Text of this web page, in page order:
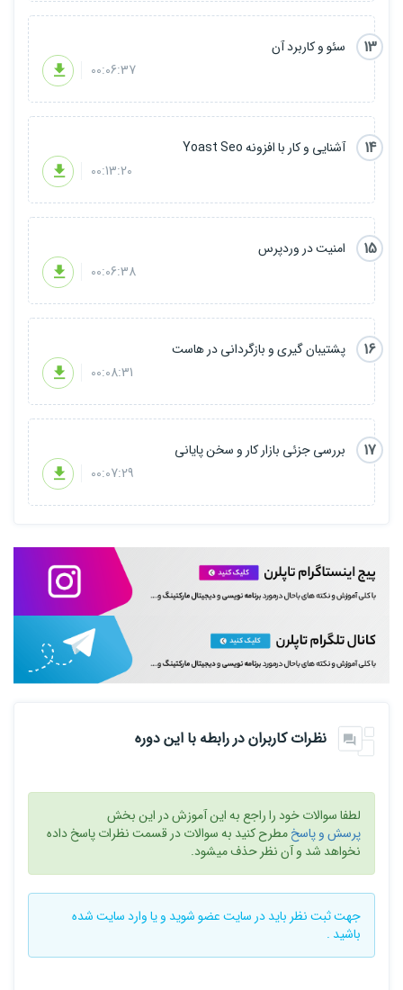
13
سئو و کاربرد آن
00:06:37
14
آشنایی و کار با افزونه Yoast Seo
00:13:20
15
امنیت در وردپرس
00:06:38
16
پشتیبان گیری و بازگردانی در هاست
00:08:31
17
بررسی جزئی بازار کار و سخن پایانی
00:07:29
نظرات کاربران در رابطه با این دوره
لطفا سوالات خود را راجع به این آموزش در این بخش
پرسش و پاسخمطرح کنید به سوالات در قسمت نظرات پاسخ داده
نخواهد شد و آن نظر حذف میشود.
جهت ثبت نظر باید در سایتعضو شوید و یاوارد سایتشده
باشید .